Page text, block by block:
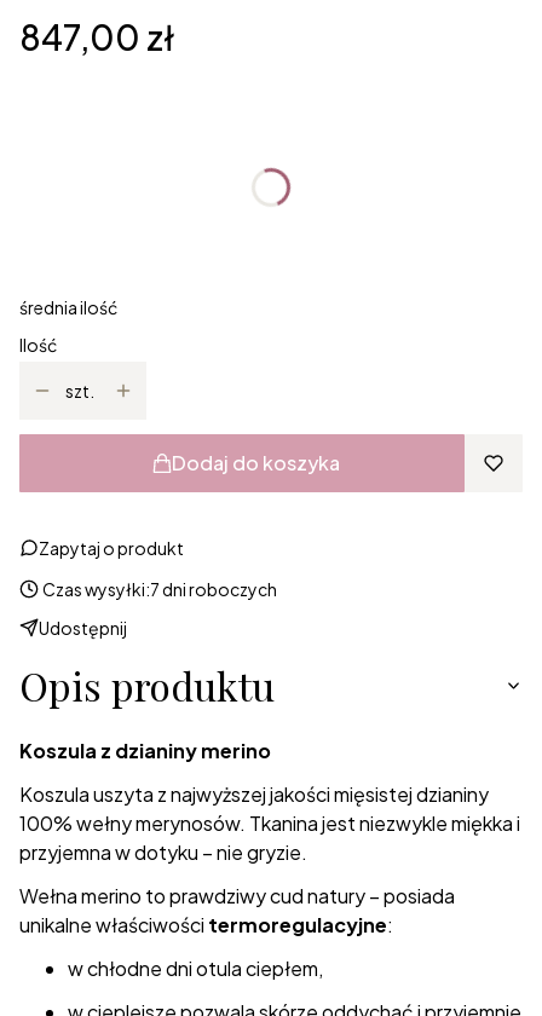
Cena
847,00 zł
średnia ilość
Ilość
szt.
Dodaj do koszyka
Zapytaj o produkt
Czas wysyłki:7 dni roboczych
Udostępnij
Opis produktu
Koszula z dzianiny merino
Koszula uszyta z najwyższej jakości mięsistej dzianiny
100% wełny merynosów. Tkanina jest niezwykle miękka i
przyjemna w dotyku – nie gryzie.
Wełna merino to prawdziwy cud natury – posiada
unikalne właściwości termoregulacyjne:
w chłodne dni otula ciepłem,